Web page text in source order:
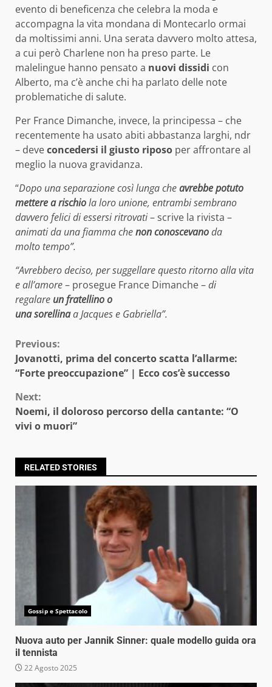
evento di beneficenza che celebra la moda e
accompagna la vita mondana di Montecarlo ormai
da moltissimi anni. Una serata davvero molto attesa,
a cui però Charlene non ha preso parte. Le
malelingue hanno pensato a nuovi dissidi con
Alberto, ma c’è anche chi ha parlato delle note
problematiche di salute.
Per France Dimanche, invece, la principessa – che
recentemente ha usato abiti abbastanza larghi, ndr
– deveconcedersi il giusto riposo per affrontare al
meglio la nuova gravidanza.
“Dopo una separazione così lunga cheavrebbe potuto
mettere a rischiola loro unione, entrambi sembrano
davvero felici di essersi ritrovati– scrive la rivista –
animati da una fiamma chenon conoscevanoda
molto tempo”.
“Avrebbero deciso, per suggellare questo ritorno alla vita
e all’amore– prosegue France Dimanche –di
regalare un fratellino o
una sorellinaa Jacques e Gabriella”.
Continue
Reading
Previous:
Jovanotti, prima del concerto scatta l’allarme:
“Forte preoccupazione” | Ecco cos’è successo
Next:
Noemi, il doloroso percorso della cantante: “O
vivi o muori”
RELATED STORIES
Gossip e Spettacolo
Nuova auto per Jannik Sinner: quale modello guida ora
il tennista
22 Agosto 2025